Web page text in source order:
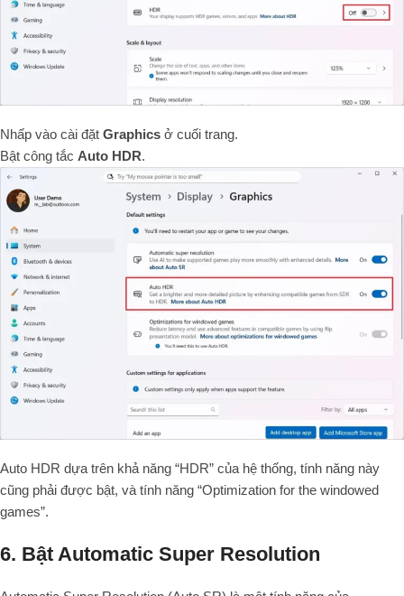
Nhấp vào cài đặt Graphics ở cuối trang.
Bật công tắc Auto HDR.
Auto HDR dựa trên khả năng “HDR” của hệ thống, tính năng này
cũng phải được bật, và tính năng “Optimization for the windowed
games”.
6. Bật Automatic Super Resolution